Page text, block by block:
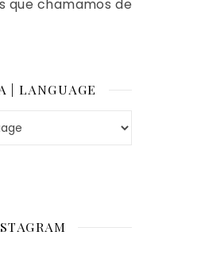
que chamamos de
| LANGUAGE